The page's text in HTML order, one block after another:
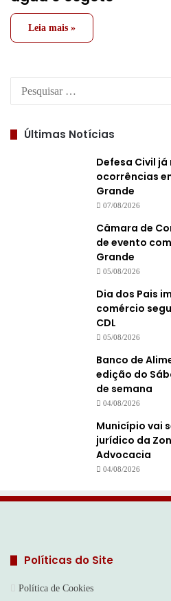
Leia mais »
Últimas Notícias
Defesa Civil
ocorrências
Grande
07/08/2026
Câmara de
de evento
Grande
05/08/2026
Dia dos Pais
comércio
CDL
05/08/2026
Banco de
edição do
de semana
04/08/2026
Município vai
jurídico da
Advocacia
04/08/2026
Políticas do Site
Política de Cookies